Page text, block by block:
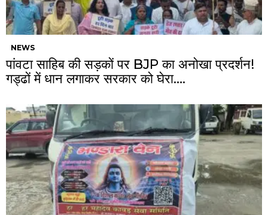
NEWS
पांवटा साहिब की सड़कों पर BJP का अनोखा प्रदर्शन!
गड्ढों में धान लगाकर सरकार को घेरा….